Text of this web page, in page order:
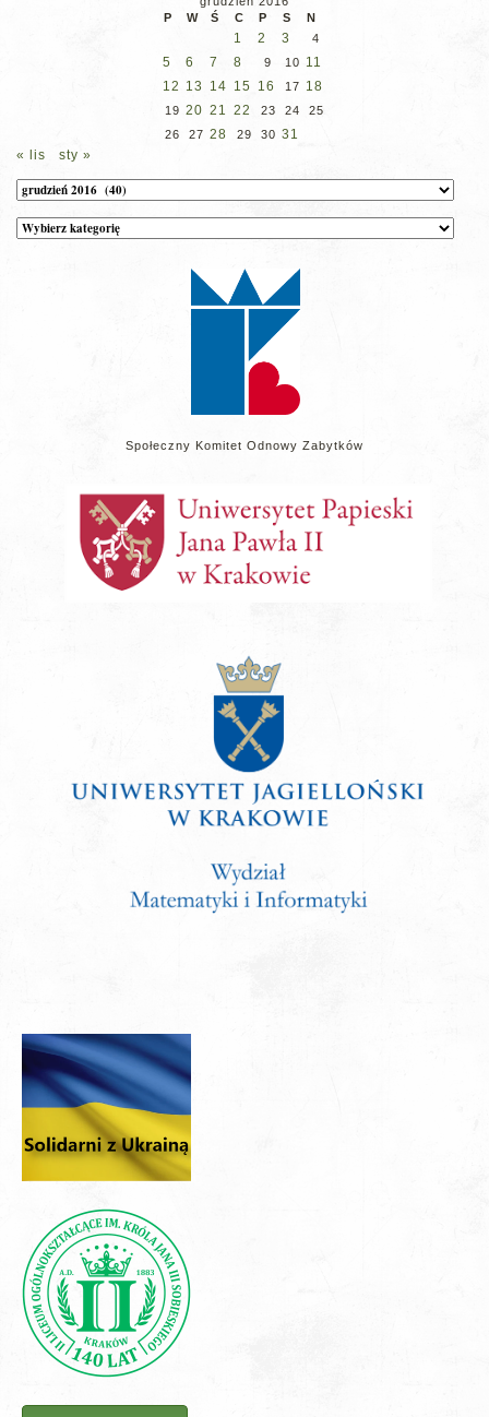
P
W Ś C P S N
1 2 3 4
5 6 7 8 9 10 11
12 13 14 15 16 17 18
19 20 21 22 23 24
25
26
27 28 29 30 31
« lis
sty »
Archiwum
Kategorie
wpisów
Społeczny Komitet Odnowy Zabytków